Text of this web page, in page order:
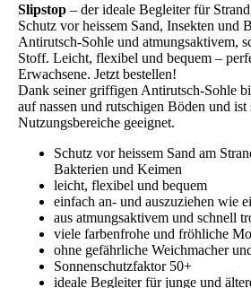
Slipstop – der ideale Begleiter für
Schutz vor heissem Sand, Insekten und
Antirutsch-Sohle und atmungsaktivem,
Stoff. Leicht, flexibel und bequem –
Erwachsene. Jetzt bestellen!
Dank seiner griffigen Antirutsch-Sohle
auf nassen und rutschigen Böden und
Nutzungsbereiche geeignet.
Schutz vor heissem Sand am
Bakterien und Keimen
leicht, flexibel und bequem
einfach an- und auszuziehen wie
aus atmungsaktivem und schnell
viele farbenfrohe und fröhliche
ohne gefährliche Weichmacher
Sonnenschutzfaktor 50+
ideale Begleiter für junge und